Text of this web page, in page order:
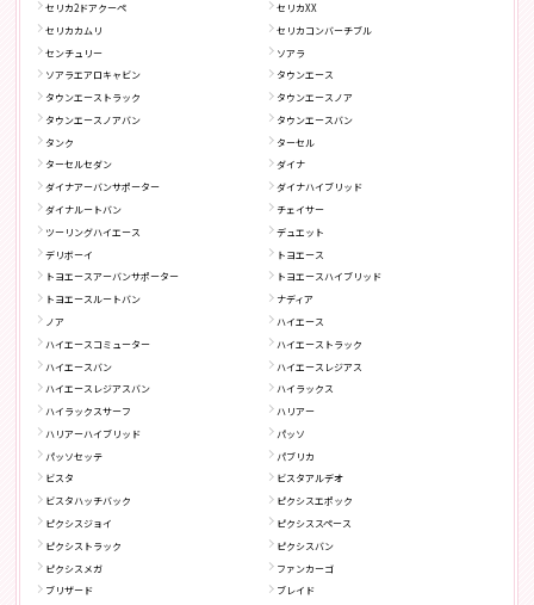
セリカ2ドアクーペ
セリカXX
セリカカムリ
セリカコンバーチブル
センチュリー
ソアラ
ソアラエアロキャビン
タウンエース
タウンエーストラック
タウンエースノア
タウンエースノアバン
タウンエースバン
タンク
ターセル
ターセルセダン
ダイナ
ダイナアーバンサポーター
ダイナハイブリッド
ダイナルートバン
チェイサー
ツーリングハイエース
デュエット
デリボーイ
トヨエース
トヨエースアーバンサポーター
トヨエースハイブリッド
トヨエースルートバン
ナディア
ノア
ハイエース
ハイエースコミューター
ハイエーストラック
ハイエースバン
ハイエースレジアス
ハイエースレジアスバン
ハイラックス
ハイラックスサーフ
ハリアー
ハリアーハイブリッド
パッソ
パッソセッテ
パブリカ
ビスタ
ビスタアルデオ
ビスタハッチバック
ピクシスエポック
ピクシスジョイ
ピクシススペース
ピクシストラック
ピクシスバン
ピクシスメガ
ファンカーゴ
ブリザード
ブレイド